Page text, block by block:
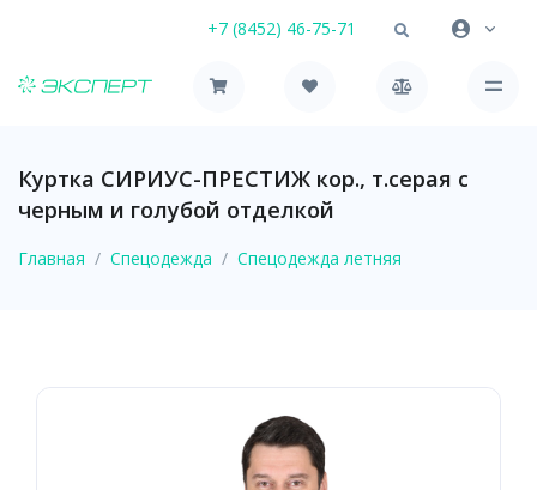
+7 (8452) 46-75-71
Куртка СИРИУС-ПРЕСТИЖ кор., т.серая с
черным и голубой отделкой
Главная Спецодежда Спецодежда летняя